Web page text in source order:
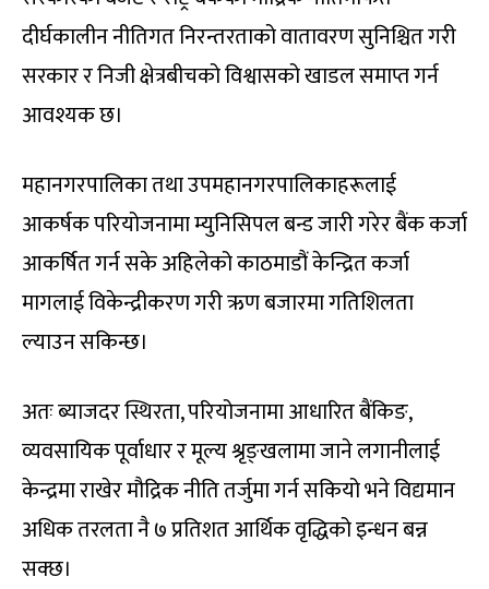
दीर्घकालीन नीतिगत निरन्तरताको वातावरण सुनिश्चित गरी
सरकार र निजी क्षेत्रबीचको विश्वासको खाडल समाप्त गर्न
आवश्यक छ।
महानगरपालिका तथा उपमहानगरपालिकाहरूलाई
आकर्षक परियोजनामा म्युनिसिपल बन्ड जारी गरेर बैंक कर्जा
आकर्षित गर्न सके अहिलेको काठमाडौं केन्द्रित कर्जा
मागलाई विकेन्द्रीकरण गरी ऋण बजारमा गतिशिलता
ल्याउन सकिन्छ।
अतः ब्याजदर स्थिरता, परियोजनामा आधारित बैंकिङ,
व्यवसायिक पूर्वाधार र मूल्य श्रृङ्खलामा जाने लगानीलाई
केन्द्रमा राखेर मौद्रिक नीति तर्जुमा गर्न सकियो भने विद्यमान
अधिक तरलता नै ७ प्रतिशत आर्थिक वृद्धिको इन्धन बन्न
सक्छ।